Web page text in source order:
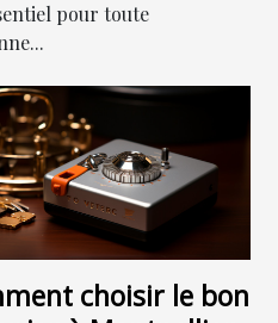
pour toute
choisir le bon